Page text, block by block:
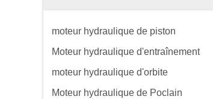
moteur hydraulique de piston
Moteur hydraulique d'entraînement
moteur hydraulique d'orbite
Moteur hydraulique de Poclain